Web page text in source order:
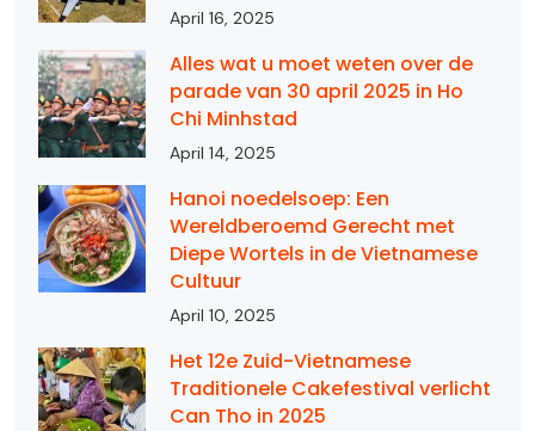
April 16, 2025
Alles wat u moet weten over de
parade van 30 april 2025 in Ho
Chi Minhstad
April 14, 2025
Hanoi noedelsoep: Een
Wereldberoemd Gerecht met
Diepe Wortels in de Vietnamese
Cultuur
April 10, 2025
Het 12e Zuid-Vietnamese
Traditionele Cakefestival verlicht
Can Tho in 2025